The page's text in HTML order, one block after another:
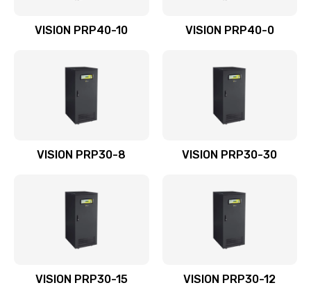
VISION PRP40-10 VISION PRP40-0
VISION PRP30-8 VISION PRP30-30
VISION PRP30-15 VISION PRP30-12